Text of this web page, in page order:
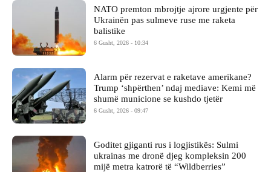
NATO premton mbrojtje ajrore urgjente për
Ukrainën pas sulmeve ruse me raketa
balistike
6 Gusht, 2026 - 10:34
Alarm për rezervat e raketave amerikane?
Trump ‘shpërthen’ ndaj mediave: Kemi më
shumë municione se kushdo tjetër
6 Gusht, 2026 - 09:47
Goditet gjiganti rus i logjistikës: Sulmi
ukrainas me dronë djeg kompleksin 200
mijë metra katrorë të “Wildberries”